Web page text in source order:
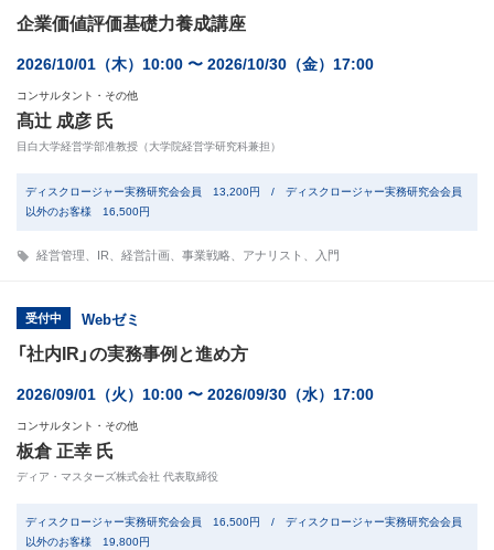
企業価値評価基礎力養成講座
2026/10/01（木）10:00 〜 2026/10/30（金）17:00
コンサルタント・その他
髙辻 成彦 氏
目白大学経営学部准教授（大学院経営学研究科兼担）
ディスクロージャー実務研究会会員 13,200円 / ディスクロージャー実務研究会会員
以外のお客様 16,500円
経営管理 IR 経営計画 事業戦略 アナリスト 入門
受付中 Webゼミ
「社内IR」の実務事例と進め方
2026/09/01（火）10:00 〜 2026/09/30（水）17:00
コンサルタント・その他
板倉 正幸 氏
ディア・マスターズ株式会社 代表取締役
ディスクロージャー実務研究会会員 16,500円 / ディスクロージャー実務研究会会員
以外のお客様 19,800円